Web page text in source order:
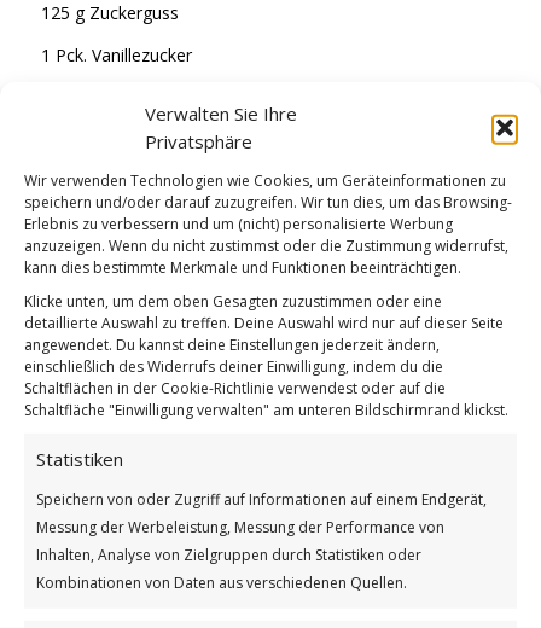
Verwalten Sie Ihre
Privatsphäre
Wir verwenden Technologien wie Cookies, um Geräteinformationen zu
speichern und/oder darauf zuzugreifen. Wir tun dies, um das Browsing-
Erlebnis zu verbessern und um (nicht) personalisierte Werbung
anzuzeigen. Wenn du nicht zustimmst oder die Zustimmung widerrufst,
kann dies bestimmte Merkmale und Funktionen beeinträchtigen.
Klicke unten, um dem oben Gesagten zuzustimmen oder eine
detaillierte Auswahl zu treffen. Deine Auswahl wird nur auf dieser Seite
angewendet. Du kannst deine Einstellungen jederzeit ändern,
einschließlich des Widerrufs deiner Einwilligung, indem du die
Schaltflächen in der Cookie-Richtlinie verwendest oder auf die
Schaltfläche "Einwilligung verwalten" am unteren Bildschirmrand klickst.
Statistiken
Speichern von oder Zugriff auf Informationen auf einem Endgerät,
Messung der Werbeleistung, Messung der Performance von
Inhalten, Analyse von Zielgruppen durch Statistiken oder
Kombinationen von Daten aus verschiedenen Quellen.
125 g Zuckerguss
1 Pck. Vanillezucker
2 EL Milch
abgeriebene Schale einer unbehandelten Zitrone
Und so geht’s:
Verlies die Blaubeeren, wasche sie und stelle 50 g davon
beiseite. Fette eine 12er Muffinform ein und bestreue sie
mit etwas Mehl.
vorheizt, bereitest du den Teig zu. Dazu vermischst du
Mehl und Backpulver in einer Rührschüssel und fügst alle
Zutaten, bis auf die Heidelbeeren, hinzu.
Rühre die Mischung mit einem Handrührgerät gut 2
Minuten auf höchster Stufe zu einem glatten Teig. Jetzt